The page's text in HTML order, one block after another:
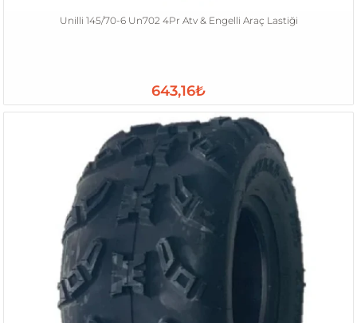
Unilli 145/70-6 Un702 4Pr Atv & Engelli Araç Lastiği
643,16₺